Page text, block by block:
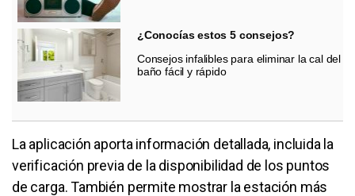
¿Conocías estos 5 consejos?
Consejos infalibles para eliminar la cal del
baño fácil y rápido
La aplicación aporta información detallada, incluida la
verificación previa de la disponibilidad de los puntos
de carga. También permite mostrar la estación más